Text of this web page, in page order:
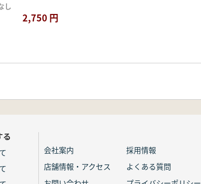
し
2,750 円
る
会社案内
採用情報
店舗情報・アクセス
よくある質問